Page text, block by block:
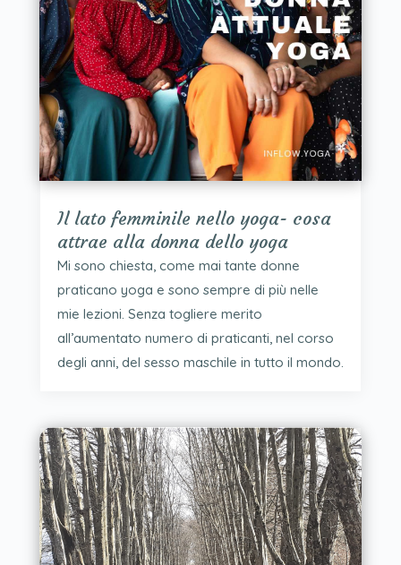
Il lato femminile nello yoga- cosa
attrae alla donna dello yoga
Mi sono chiesta, come mai tante donne
praticano yoga e sono sempre di più nelle
mie lezioni. Senza togliere merito
all’aumentato numero di praticanti, nel corso
degli anni, del sesso maschile in tutto il mondo.